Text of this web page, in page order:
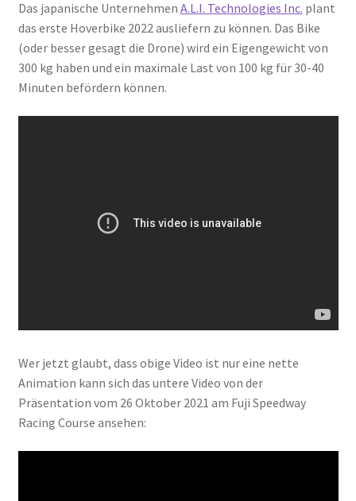
Das japanische Unternehmen A.L.I. Technologies Inc. plant
das erste Hoverbike 2022 ausliefern zu können. Das Bike
(oder besser gesagt die Drone) wird ein Eigengewicht von
300 kg haben und ein maximale Last von 100 kg für 30-40
Minuten befördern können.
Wer jetzt glaubt, dass obige Video ist nur eine nette
Animation kann sich das untere Video von der
Präsentation vom 26 Oktober 2021 am Fuji Speedway
Racing Course ansehen: